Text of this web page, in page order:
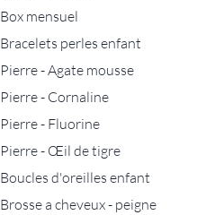
Box mensuel
Bracelets perles enfant
Pierre - Agate mousse
Pierre - Cornaline
Pierre - Fluorine
Pierre - Œil de tigre
Boucles d'oreilles enfant
Brosse a cheveux - peigne